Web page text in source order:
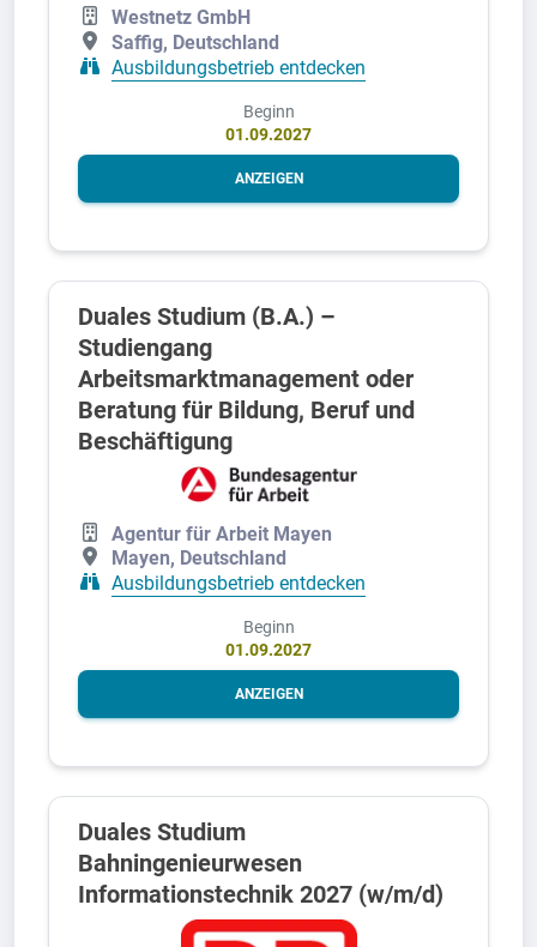
Westnetz GmbH
Saffig, Deutschland
Ausbildungsbetrieb entdecken
Beginn
01.09.2027
ANZEIGEN
Duales Studium (B.A.) –
Studiengang
Arbeitsmarktmanagement oder
Beratung für Bildung, Beruf und
Beschäftigung
Agentur für Arbeit Mayen
Mayen, Deutschland
Ausbildungsbetrieb entdecken
Beginn
01.09.2027
ANZEIGEN
Duales Studium
Bahningenieurwesen
Informationstechnik 2027 (w/m/d)